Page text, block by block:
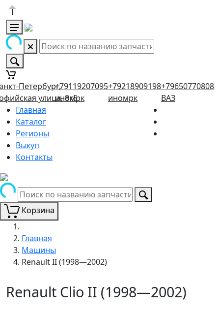
Петербург,
улица, 8к5
+79119207095
иномрк
+79218909198
иномрк
+79650770808
ВАЗ
Главная
Каталог
Регионы
Выкуп
Контакты
Корзина
Главная
Машины
Renault II (1998—2002)
Renault Clio II (1998—2002)